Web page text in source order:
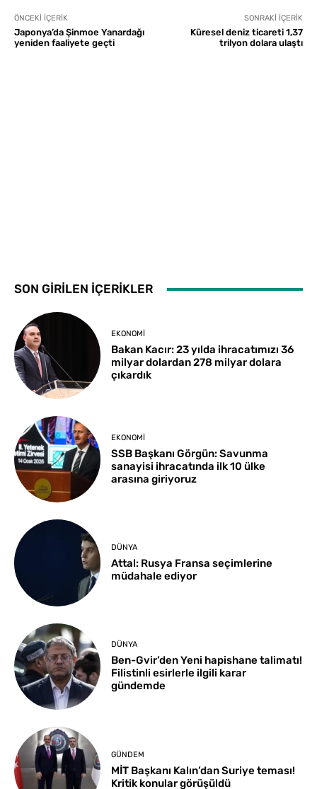
ÖNCEKI İÇERIK
Japonya’da Şinmoe Yanardağı
yeniden faaliyete geçti
SONRAKI İÇERIK
Küresel deniz ticareti 1,37
trilyon dolara ulaştı
SON GİRİLEN İÇERİKLER
EKONOMI
Bakan Kacır: 23 yılda ihracatımızı 36
milyar dolardan 278 milyar dolara
çıkardık
EKONOMI
SSB Başkanı Görgün: Savunma
sanayisi ihracatında ilk 10 ülke
arasına giriyoruz
DÜNYA
Attal: Rusya Fransa seçimlerine
müdahale ediyor
DÜNYA
Ben-Gvir’den Yeni hapishane talimatı!
Filistinli esirlerle ilgili karar
gündemde
GÜNDEM
MİT Başkanı Kalın’dan Suriye teması!
Kritik konular görüşüldü